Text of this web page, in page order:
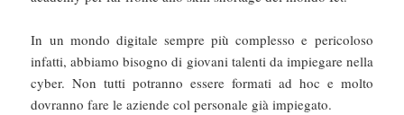
In un mondo digitale sempre più complesso e pericoloso
infatti, abbiamo bisogno di giovani talenti da impiegare nella
cyber. Non tutti potranno essere formati ad hoc e molto
dovranno fare le aziende col personale già impiegato.